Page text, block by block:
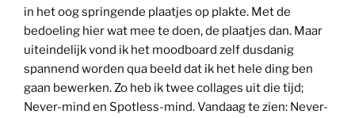
in het oog springende plaatjes op plakte. Met de
bedoeling hier wat mee te doen, de plaatjes dan. Maar
uiteindelijk vond ik het moodboard zelf dusdanig
spannend worden qua beeld dat ik het hele ding ben
gaan bewerken. Zo heb ik twee collages uit die tijd;
Never-mind en Spotless-mind. Vandaag te zien: Never-